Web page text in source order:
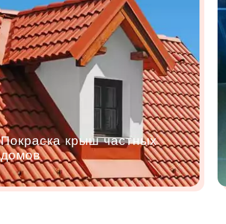
Покраска крыш частных
домов